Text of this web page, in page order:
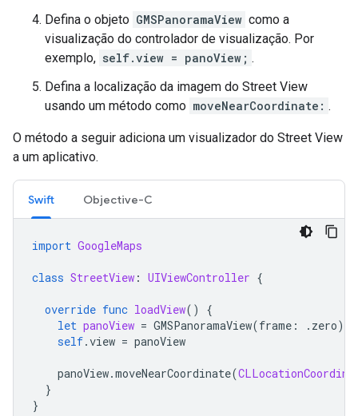
Defina o objeto GMSPanoramaView como a
visualização do controlador de visualização. Por
exemplo, self.view = panoView; .
Defina a localização da imagem do Street View
usando um método como moveNearCoordinate: .
O método a seguir adiciona um visualizador do Street View
a um aplicativo.
Swift Objective-C
import GoogleMaps
class StreetView : UIViewController {
override func loadView()
{
let panoView = GMSPanoramaView(frame : . zero)
self.view = panoView
panoView.moveNearCoordinate(
}
}